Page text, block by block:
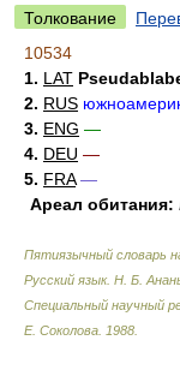
Толкование
10534
1. LAT
2. RUS
3. ENG —
4. DEU —
5. FRA —
Ареал обитания:
Пятиязычный словарь
Русский язык. Н. Б.
Специальный научный
Е. Соколова 1988